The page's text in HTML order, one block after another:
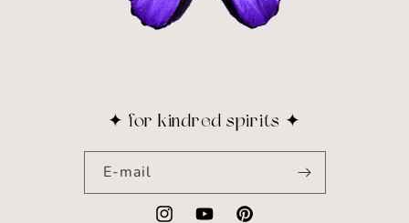
✦ for kindred spirits ✦
E-mail